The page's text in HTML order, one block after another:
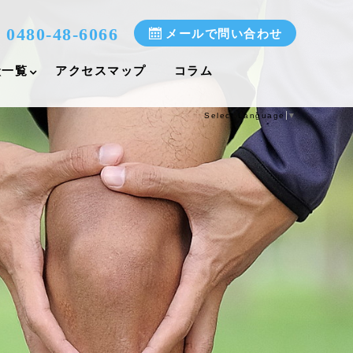
0480-48-6066 メールで問い合わせ
覧 アクセスマップ コラム
Select Language ▼